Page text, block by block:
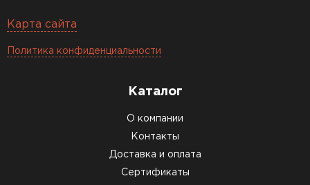
Карта сайта
Политика конфиденциальности
Каталог
О компании
Контакты
Доставка и оплата
Сертификаты